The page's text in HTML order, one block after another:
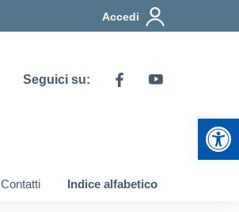
Accedi
Seguici su:
Contatti Indice alfabetico